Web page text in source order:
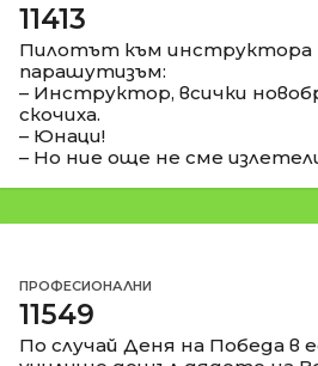
11413
Пилотът към инструктора
парашутизъм:
– Инструктор, всички
скочиха.
– Юнаци!
– Но ние още не сме
ПРОФЕСИОНАЛНИ
11549
По случай Деня на Победа в